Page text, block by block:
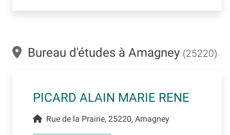
Bureau d'études à Amagney (25220)
PICARD ALAIN MARIE RENE
Rue de la Prairie, 25220, Amagney